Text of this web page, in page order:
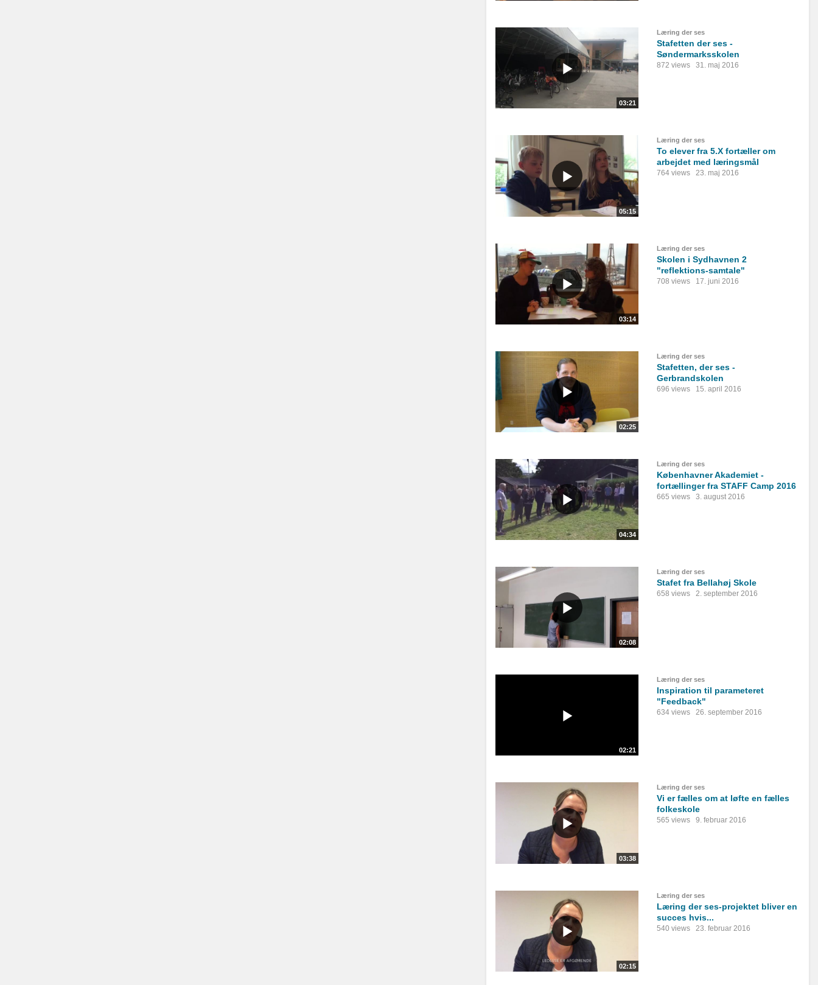
03:21
Læring der ses
Stafetten der ses -
Søndermarksskolen
872 views 31. maj 2016
05:15
Læring der ses
To elever fra 5.X fortæller om
arbejdet med læringsmål
764 views 23. maj 2016
03:14
Læring der ses
Skolen i Sydhavnen 2
"reflektions-samtale"
708 views 17. juni 2016
02:25
Læring der ses
Stafetten, der ses -
Gerbrandskolen
696 views 15. april 2016
04:34
Læring der ses
Københavner Akademiet -
fortællinger fra STAFF Camp 2016
665 views 3. august 2016
02:08
Læring der ses
Stafet fra Bellahøj Skole
658 views 2. september 2016
02:21
Læring der ses
Inspiration til parameteret
"Feedback"
634 views 26. september 2016
03:38
Læring der ses
Vi er fælles om at løfte en fælles
folkeskole
565 views 9. februar 2016
02:15
Læring der ses
Læring der ses-projektet bliver en
succes hvis...
540 views 23. februar 2016